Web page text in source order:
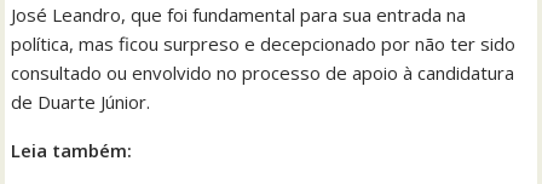
José Leandro, que foi fundamental para sua entrada na
política, mas ficou surpreso e decepcionado por não ter sido
consultado ou envolvido no processo de apoio à candidatura
de Duarte Júnior.
Leia também: